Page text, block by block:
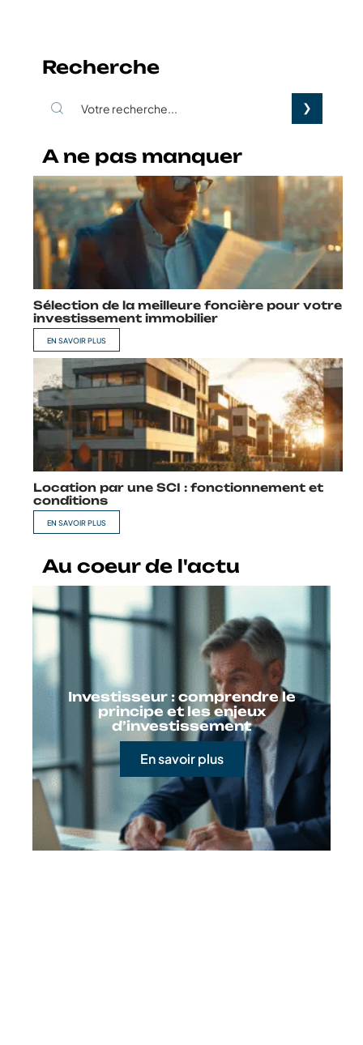
Recherche
A ne pas manquer
Sélection de la meilleure foncière pour votre
investissement immobilier
EN SAVOIR PLUS
Location par une SCI : fonctionnement et
conditions
EN SAVOIR PLUS
Au coeur de l'actu
Investisseur : comprendre le
principe et les enjeux
d’investissement
En savoir plus